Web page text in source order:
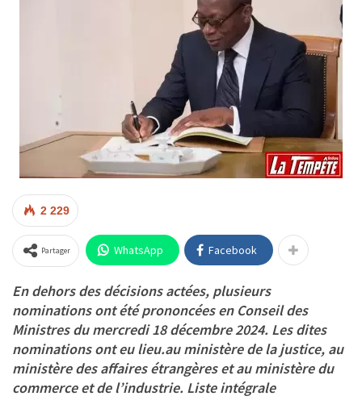
2 229
Partager WhatsApp Facebook
En dehors des décisions actées, plusieurs
nominations ont été prononcées en Conseil des
Ministres du mercredi 18 décembre 2024. Les dites
nominations ont eu lieu.au ministère de la justice, au
ministère des affaires étrangères et au ministère du
commerce et de l’industrie. Liste intégrale